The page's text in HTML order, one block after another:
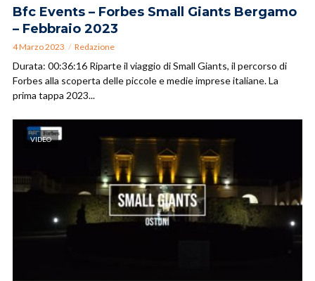
Bfc Events – Forbes Small Giants Bergamo
– Febbraio 2023
4 Marzo 2023 Redazione
Durata: 00:36:16 Riparte il viaggio di Small Giants, il percorso di
Forbes alla scoperta delle piccole e medie imprese italiane. La
prima tappa 2023...
VIDEO